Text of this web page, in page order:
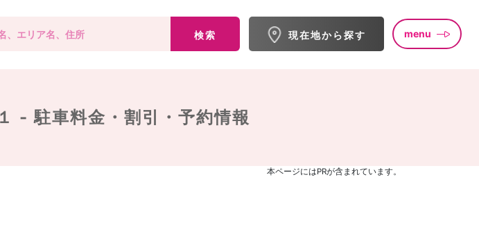
検索 現在地から探す menu
-駐車料金・割引・予約情報
本ページにはPRが含まれています。